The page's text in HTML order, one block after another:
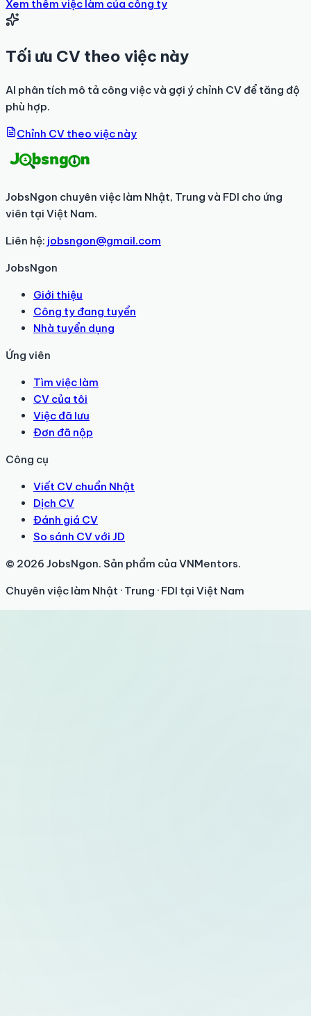
Xem thêm việc làm của công ty
Tối ưu CV theo việc này
AI phân tích mô tả công việc và gợi ý chỉnh CV để tăng độ
phù hợp.
Chỉnh CV theo việc này
JobsNgon chuyên việc làm Nhật, Trung và FDI cho ứng
viên tại Việt Nam.
Liên hệ: jobsngon@gmail.com
JobsNgon
Giới thiệu
Công ty đang tuyển
Nhà tuyển dụng
Ứng viên
Tìm việc làm
CV của tôi
Việc đã lưu
Đơn đã nộp
Công cụ
Viết CV chuẩn Nhật
Dịch CV
Đánh giá CV
So sánh CV với JD
© 2026 JobsNgon. Sản phẩm của VNMentors.
Chuyên việc làm Nhật · Trung · FDI tại Việt Nam